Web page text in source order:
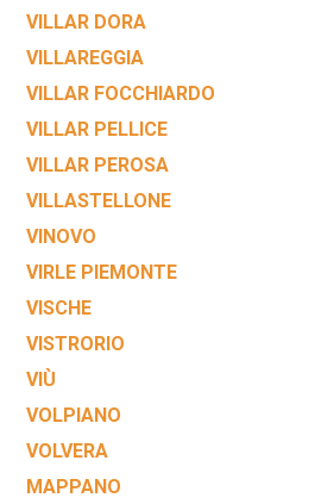
VILLAR DORA
VILLAREGGIA
VILLAR FOCCHIARDO
VILLAR PELLICE
VILLAR PEROSA
VILLASTELLONE
VINOVO
VIRLE PIEMONTE
VISCHE
VISTRORIO
VIÙ
VOLPIANO
VOLVERA
MAPPANO